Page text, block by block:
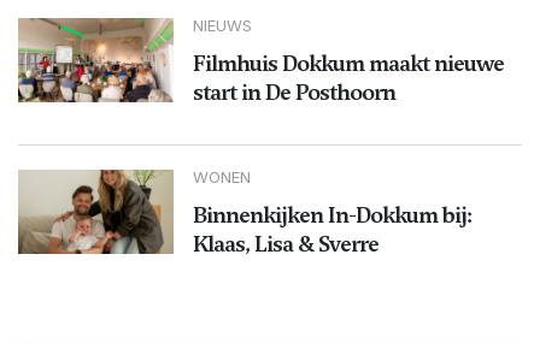
NIEUWS
Filmhuis Dokkum maakt nieuwe
start in De Posthoorn
WONEN
Binnenkijken In-Dokkum bij:
Klaas, Lisa & Sverre